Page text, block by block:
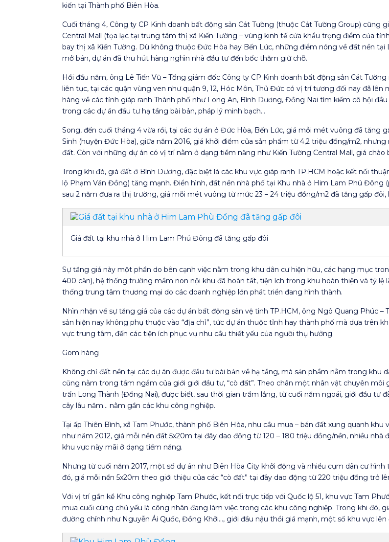
kiến tại Thành phố Biên Hòa.
Cuối tháng 4, Công ty CP Kinh doanh bất động sản Cát Tường (thuộc Cát Tường Group) cũng
Central Mall (tọa lạc tại trung tâm thị xã Kiến Tường – vùng kinh tế cửa khẩu trọng điểm của
bay thị xã Kiến Tường. Dù không thuộc Đức Hòa hay Bến Lức, những điểm nóng về đất nền
mở bán, dự án đã thu hút hàng nghìn nhà đầu tư đến bốc thăm giữ chỗ.
Hồi đầu năm, ông Lê Tiến Vũ – Tổng giám đốc Công ty CP Kinh doanh bất động sản Cát
liên tục, tại các quận vùng ven như quận 9, 12, Hóc Môn, Thủ Đức có vị trí tương đối nay đã lên
hàng về các tỉnh giáp ranh Thành phố như Long An, Bình Dương, Đồng Nai tìm kiếm cô hội
trong các dự án đầu tư hạ tầng bài bản, pháp lý minh bạch…
Song, đến cuối tháng 4 vừa rồi, tại các dự án ở Đức Hòa, Bến Lức, giá mỗi mét vuông đã tăng
Sinh (huyện Đức Hòa), giữa năm 2016, giá khởi điểm của sản phẩm từ 4,2 triệu đồng/m2,
đất. Còn với những dự án có vị trí nằm ở dạng tiềm năng như Kiến Tường Central Mall, giá
Trong khi đó, giá đất ở Bình Dương, đặc biệt là các khu vực giáp ranh TP.HCM hoặc kết nối
lộ Phạm Văn Đồng) tăng mạnh. Điển hình, đất nền nhà phố tại Khu nhà ở Him Lam Phú Đông
sau 2 năm đưa ra thị trường, giá mỗi mét vuông từ mức 23 – 24 triệu đồng/m2 đã tăng gấp đôi,
Giá đất tại khu nhà ở Him Lam Phú Đông đã tăng gấp đôi
Sự tăng giá này một phần do bên cạnh việc nằm trong khu dân cư hiện hữu, các hạng mục
400 căn), hệ thống trường mầm non nội khu đã hoàn tất, tiện ích trong khu hoàn thiện và tỷ lệ
thống trung tâm thương mại do các doanh nghiệp lớn phát triển đang hình thành.
Nhìn nhận về sự tăng giá của các dự án bất động sản vệ tinh TP.HCM, ông Ngô Quang Phúc
sản hiện nay không phụ thuộc vào “địa chỉ”, tức dự án thuộc tỉnh hay thành phố mà dựa trên
vực trung tâm, đến các tiện ích phục vụ nhu cầu thiết yếu của người thụ hưởng.
Gom hàng
Không chỉ đất nền tại các dự án được đầu tư bài bản về hạ tầng, mà sản phẩm nằm trong khu
cũng nằm trong tầm ngắm của giới giới đầu tư, “cò đất”. Theo chân một nhân vật chuyên
trấn Long Thành (Đồng Nai), được biết, sau thời gian trầm lắng, từ cuối năm ngoái, giới đầu
cây lâu năm… nằm gần các khu công nghiệp.
Tại ấp Thiên Bình, xã Tam Phước, thành phố Biên Hòa, nhu cầu mua – bán đất xung quanh
như năm 2012, giá mỗi nền đất 5x20m tại đây dao động từ 120 – 180 triệu đồng/nền, nhiều
khu vực này mãi ở dạng tiềm năng.
Nhưng từ cuối năm 2017, một số dự án như Biên Hòa City khởi động và nhiều cụm dân cư
đó, giá mỗi nền 5x20m theo giới thiệu của các “cò đất” tại đây dao động từ 220 triệu đồng trở
Với vị trí gần kề Khu công nghiệp Tam Phước, kết nối trực tiếp với Quốc lộ 51, khu vực Tam
mua cuối cùng chủ yếu là công nhân đang làm việc trong các khu công nghiệp. Trong khi đó,
đường chính như Nguyễn Ái Quốc, Đồng Khởi…, giới đầu nậu thổi giá mạnh, một số khu vực